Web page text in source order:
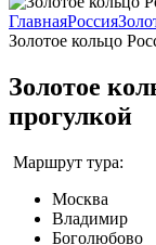
ГлавнаяРоссия
Золотое кольцо
Золотое
прогулкой
Маршрут тура:
Москва
Владимир
Боголюбово